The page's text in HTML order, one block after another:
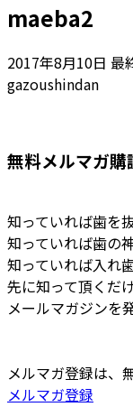
maeba2
2017年8月10日 最
gazoushindan
無料メルマガ購
知っていれば歯を
知っていれば歯の
知っていれば入れ
先に知って頂くだ
メールマガジンを
メルマガ登録は、
メルマガ登録